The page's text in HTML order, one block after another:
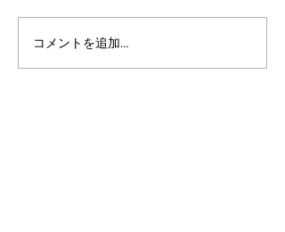
アルゴランドのポスト量
子暗号（PQC）ロードマ
コメントを追加…